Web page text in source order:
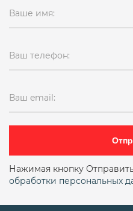
Ваше имя:
Ваш телефон:
Ваш email:
Нажимая кнопку
обработки персональных